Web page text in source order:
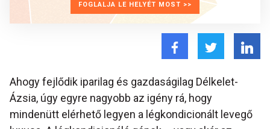
FOGLALJA LE HELYÉT MOST >>
Ahogy fejlődik iparilag és gazdaságilag Délkelet-
Ázsia, úgy egyre nagyobb az igény rá, hogy
mindenütt elérhető legyen a légkondicionált levegő